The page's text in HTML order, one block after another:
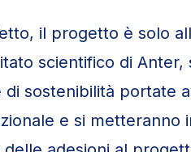
il progetto è solo
scientifico di
di sostenibilità portate
e si